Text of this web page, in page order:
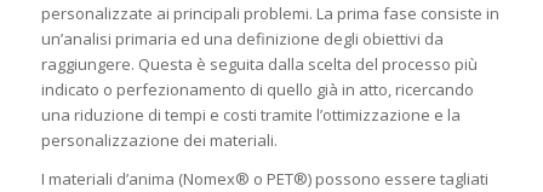
personalizzate ai principali problemi. La prima fase consiste in
un’analisi primaria ed una definizione degli obiettivi da
raggiungere. Questa è seguita dalla scelta del processo più
indicato o perfezionamento di quello già in atto, ricercando
una riduzione di tempi e costi tramite l’ottimizzazione e la
personalizzazione dei materiali.
I materiali d’anima (Nomex® o PET®) possono essere tagliati